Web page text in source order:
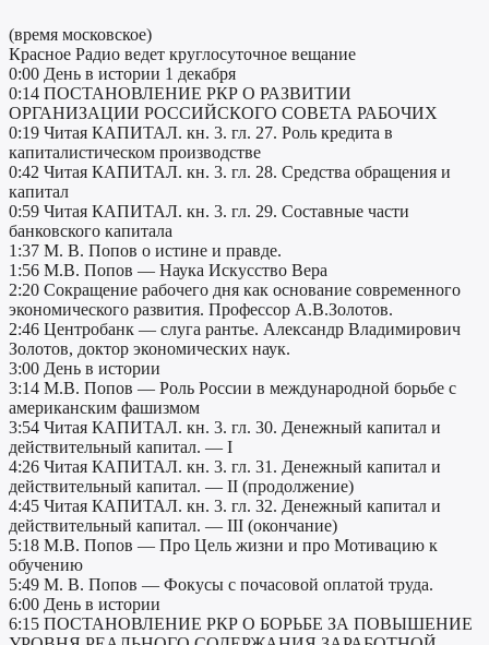
(время московское)
Красное Радио ведет круглосуточное вещание
0:00 День в истории 1 декабря
0:14 ПОСТАНОВЛЕНИЕ РКР О РАЗВИТИИ
ОРГАНИЗАЦИИ РОССИЙСКОГО СОВЕТА РАБОЧИХ
0:19 Читая КАПИТАЛ. кн. 3. гл. 27. Роль кредита в
капиталистическом производстве
0:42 Читая КАПИТАЛ. кн. 3. гл. 28. Средства обращения и
капитал
0:59 Читая КАПИТАЛ. кн. 3. гл. 29. Составные части
банковского капитала
1:37 М. В. Попов о истине и правде.
1:56 М.В. Попов — Наука Искусство Вера
2:20 Сокращение рабочего дня как основание современного
экономического развития. Профессор А.В.Золотов.
2:46 Центробанк — слуга рантье. Александр Владимирович
Золотов, доктор экономических наук.
3:00 День в истории
3:14 М.В. Попов — Роль России в международной борьбе с
американским фашизмом
3:54 Читая КАПИТАЛ. кн. 3. гл. 30. Денежный капитал и
действительный капитал. — I
4:26 Читая КАПИТАЛ. кн. 3. гл. 31. Денежный капитал и
действительный капитал. — II (продолжение)
4:45 Читая КАПИТАЛ. кн. 3. гл. 32. Денежный капитал и
действительный капитал. — III (окончание)
5:18 М.В. Попов — Про Цель жизни и про Мотивацию к
обучению
5:49 М. В. Попов — Фокусы с почасовой оплатой труда.
6:00 День в истории
6:15 ПОСТАНОВЛЕНИЕ РКР О БОРЬБЕ ЗА ПОВЫШЕНИЕ